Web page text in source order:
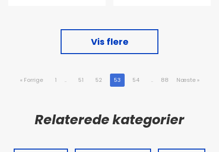
Vis flere
« Forrige 1 .. 51 52 53 54 .. 88 Næste »